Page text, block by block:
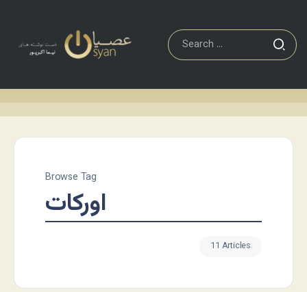
Browse Tag
اورکات
11 Articles